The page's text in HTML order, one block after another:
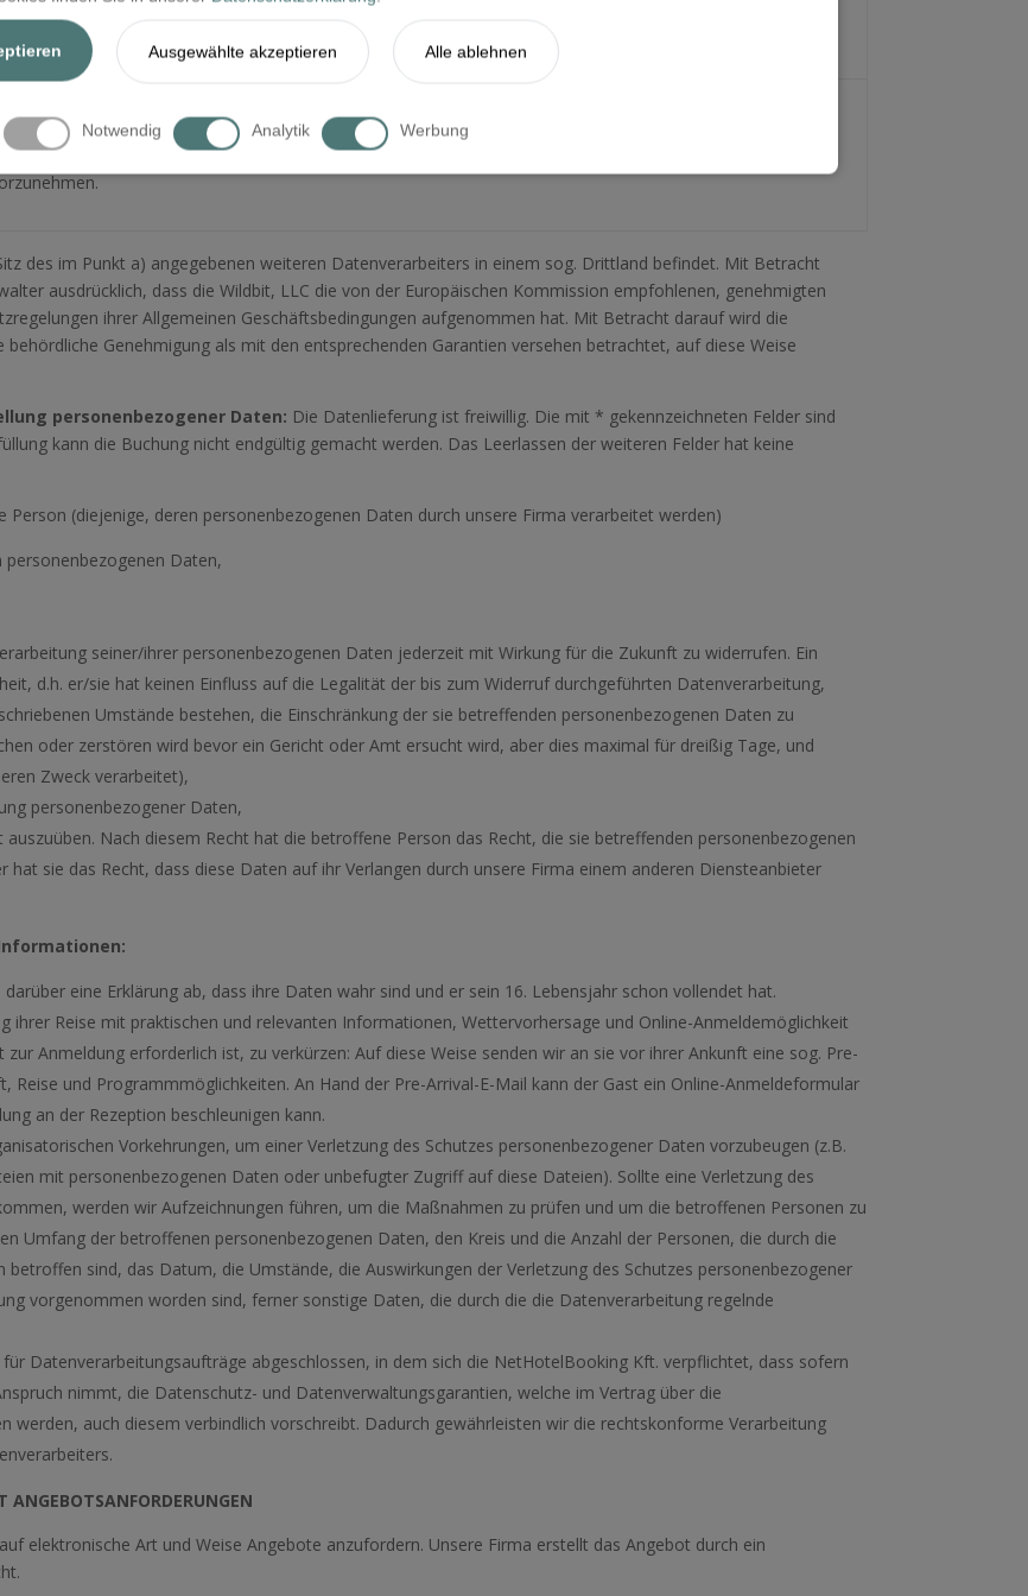
Ausgewählte akzeptieren Alle ablehnen
Notwendig Analytik Werbung
zu behandeln.
SabeeApp um die Preise und freie Zimmerkapazitäten nicht in mehreren Vertriebskanälen sondern in einem
selbstständigen System zu behandeln und Aufgaben im Zusammenhang mit der Kundenverwaltung
des im Punkt a) angegebenen weiteren Datenverarbeiters in einem sog. Drittland befindet. Mit Betracht
ausdrücklich, dass die Wildbit, LLC die von der Europäischen Kommission empfohlenen, genehmigten
ihrer Allgemeinen Geschäftsbedingungen aufgenommen hat. Mit Betracht darauf wird die
Genehmigung als mit den entsprechenden Garantien versehen betrachtet, auf diese Weise
personenbezogener Daten: Die Datenlieferung ist freiwillig. Die mit * gekennzeichneten Felder sind
kann die Buchung nicht endgültig gemacht werden. Das Leerlassen der weiteren Felder hat keine
Person (diejenige, deren personenbezogenen Daten durch unsere Firma verarbeitet werden)
Daten,
seiner/ihrer personenbezogenen Daten jederzeit mit Wirkung für die Zukunft zu widerrufen. Ein
d.h. er/sie hat keinen Einfluss auf die Legalität der bis zum Widerruf durchgeführten Datenverarbeitung,
Umstände bestehen, die Einschränkung der sie betreffenden personenbezogenen Daten zu
oder zerstören wird bevor ein Gericht oder Amt ersucht wird, aber dies maximal für dreißig Tage, und
Zweck verarbeitet),
personenbezogener Daten,
Nach diesem Recht hat die betroffene Person das Recht, die sie betreffenden personenbezogenen
sie das Recht, dass diese Daten auf ihr Verlangen durch unsere Firma einem anderen Diensteanbieter
eine Erklärung ab, dass ihre Daten wahr sind und er sein 16. Lebensjahr schon vollendet hat.
ihrer Reise mit praktischen und relevanten Informationen, Wettervorhersage und Online-Anmeldemöglichkeit
Anmeldung erforderlich ist, zu verkürzen: Auf diese Weise senden wir an sie vor ihrer Ankunft eine sog. Pre-
und Programmmöglichkeiten. An Hand der Pre-Arrival-E-Mail kann der Gast ein Online-Anmeldeformular
an der Rezeption beschleunigen kann.
Vorkehrungen, um einer Verletzung des Schutzes personenbezogener Daten vorzubeugen (z.B.
mit personenbezogenen Daten oder unbefugter Zugriff auf diese Dateien). Sollte eine Verletzung des
werden wir Aufzeichnungen führen, um die Maßnahmen zu prüfen und um die betroffenen Personen zu
Umfang der betroffenen personenbezogenen Daten, den Kreis und die Anzahl der Personen, die durch die
sind, das Datum, die Umstände, die Auswirkungen der Verletzung des Schutzes personenbezogener
vorgenommen worden sind, ferner sonstige Daten, die durch die die Datenverarbeitung regelnde
Datenverarbeitungsaufträge abgeschlossen, in dem sich die NetHotelBooking Kft. verpflichtet, dass sofern
nimmt, die Datenschutz- und Datenverwaltungsgarantien, welche im Vertrag über die
werden, auch diesem verbindlich vorschreibt. Dadurch gewährleisten wir die rechtskonforme Verarbeitung
elektronische Art und Weise Angebote anzufordern. Unsere Firma erstellt das Angebot durch ein